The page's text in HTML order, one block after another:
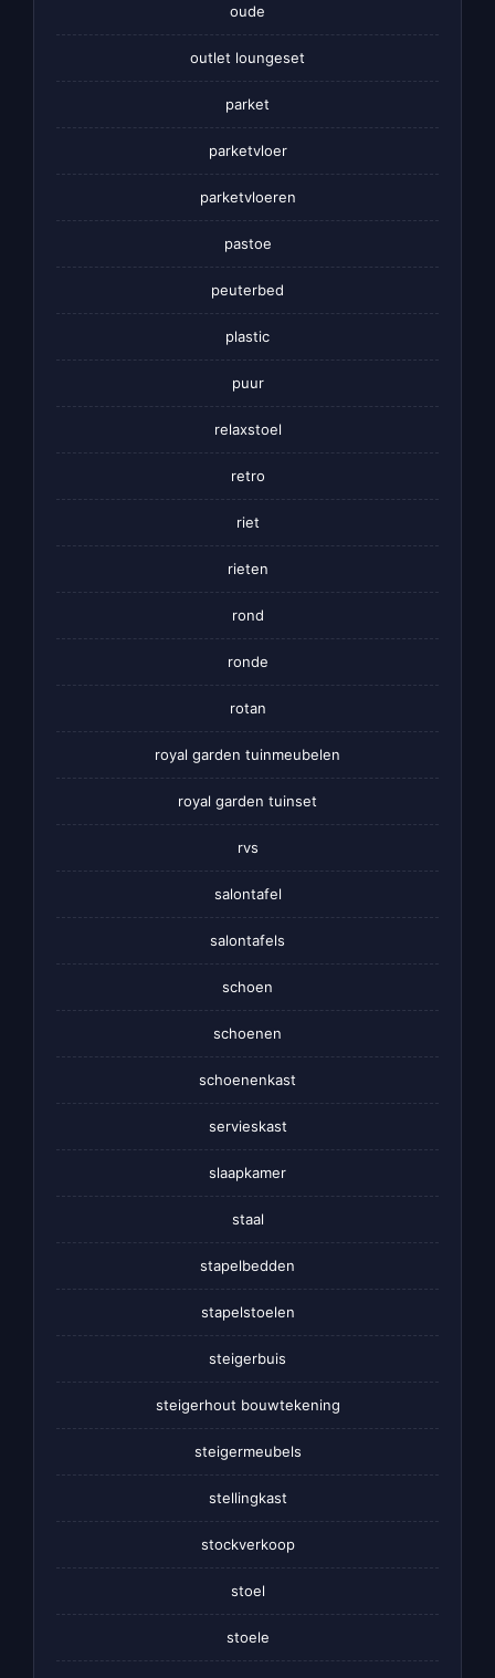
oude
outlet loungeset
parket
parketvloer
parketvloeren
pastoe
peuterbed
plastic
puur
relaxstoel
retro
riet
rieten
rond
ronde
rotan
royal garden tuinmeubelen
royal garden tuinset
rvs
salontafel
salontafels
schoen
schoenen
schoenenkast
servieskast
slaapkamer
staal
stapelbedden
stapelstoelen
steigerbuis
steigerhout bouwtekening
steigermeubels
stellingkast
stockverkoop
stoel
stoele